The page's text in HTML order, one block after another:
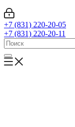
+7 (831) 220-20-05
+7 (831) 220-20-11